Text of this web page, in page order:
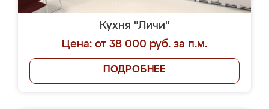
Кухня "Личи"
Цена: от 38 000 руб. за п.м.
ПОДРОБНЕЕ